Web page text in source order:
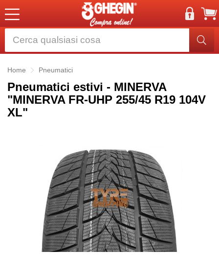
Home Pneumatici
Pneumatici estivi - MINERVA
"MINERVA FR-UHP 255/45 R19 104V
XL"